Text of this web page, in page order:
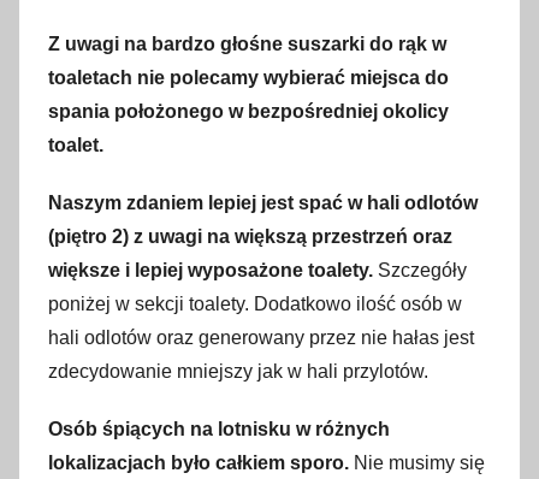
Z uwagi na bardzo głośne suszarki do rąk w
toaletach nie polecamy wybierać miejsca do
spania położonego w bezpośredniej okolicy
toalet.
Naszym zdaniem lepiej jest spać w hali odlotów
(piętro 2) z uwagi na większą przestrzeń oraz
większe i lepiej wyposażone toalety. Szczegóły
poniżej w sekcji toalety. Dodatkowo ilość osób w
hali odlotów oraz generowany przez nie hałas jest
zdecydowanie mniejszy jak w hali przylotów.
Osób śpiących na lotnisku w różnych
lokalizacjach było całkiem sporo. Nie musimy się